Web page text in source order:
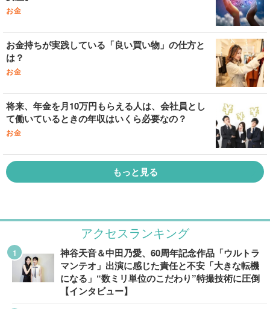
お金
お金持ちが実践している「良い買い物」の仕方と
は？
お金
将来、年金を月10万円もらえる人は、会社員とし
て働いているときの年収はいくら必要なの？
お金
もっと見る
アクセスランキング
神谷天音＆中田乃愛、60周年記念作品「ウルトラ
マンテオ」出演に感じた責任と不安「大きな転機
になる」“数ミリ単位のこだわり”特撮技術に圧倒
【インタビュー】